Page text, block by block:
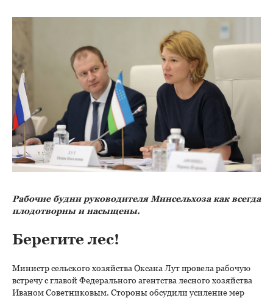
Рабочие будни руководителя Минсельхоза как всегда
плодотворны и насыщены.
Берегите лес!
Министр сельского хозяйства Оксана Лут провела рабочую
встречу с главой Федерального агентства лесного хозяйства
Иваном Советниковым. Стороны обсудили усиление мер